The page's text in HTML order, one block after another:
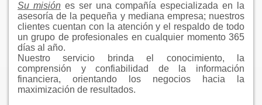
Su misiónes ser una compañía especializada en la
asesoría de la pequeña y mediana empresa; nuestros
clientes cuentan con la atención y el respaldo de todo
un grupo de profesionales en cualquier momento 365
días al año.
Nuestro servicio brinda el conocimiento, la
comprensión y confiabilidad de la información
financiera, orientando los negocios hacia la
maximización de resultados.